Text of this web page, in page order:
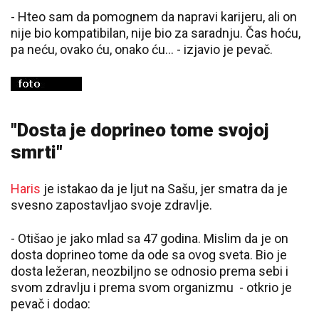
- Hteo sam da pomognem da napravi karijeru, ali on
nije bio kompatibilan, nije bio za saradnju. Čas hoću,
pa neću, ovako ću, onako ću... - izjavio je pevač.
"Dosta je doprineo tome svojoj
smrti"
Haris je istakao da je ljut na Sašu, jer smatra da je
svesno zapostavljao svoje zdravlje.
- Otišao je jako mlad sa 47 godina. Mislim da je on
dosta doprineo tome da ode sa ovog sveta. Bio je
dosta ležeran, neozbiljno se odnosio prema sebi i
svom zdravlju i prema svom organizmu - otkrio je
pevač i dodao: